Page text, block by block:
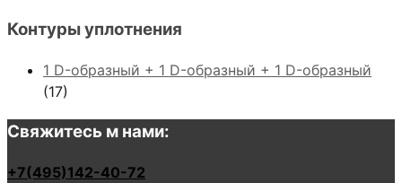
Контуры уплотнения
1 D-образный + 1 D-образный + 1 D-образный
(17)
Свяжитесь м нами:
+7(495)142-40-72